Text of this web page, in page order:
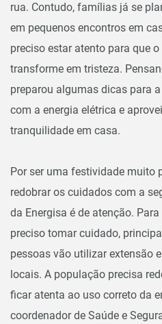
rua. Contudo, famílias já se
em pequenos encontros em
preciso estar atento para que
transforme em tristeza.
preparou algumas dicas para
com a energia elétrica e
tranquilidade em casa.
Por ser uma festividade muito
redobrar os cuidados com a
da Energisa é de atenção.
preciso tomar cuidado,
pessoas vão utilizar extensão
locais. A população precisa
ficar atenta ao uso correto da
coordenador de Saúde e